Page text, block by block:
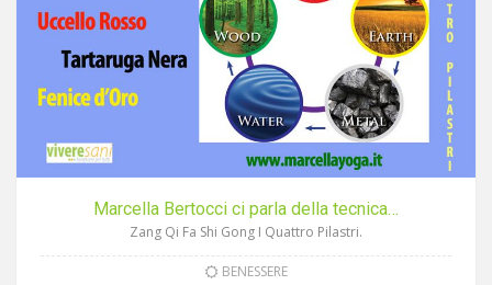
Marcella Bertocci ci parla della tecnica…
Zang Qi Fa Shi Gong I Quattro Pilastri.
BENESSERE